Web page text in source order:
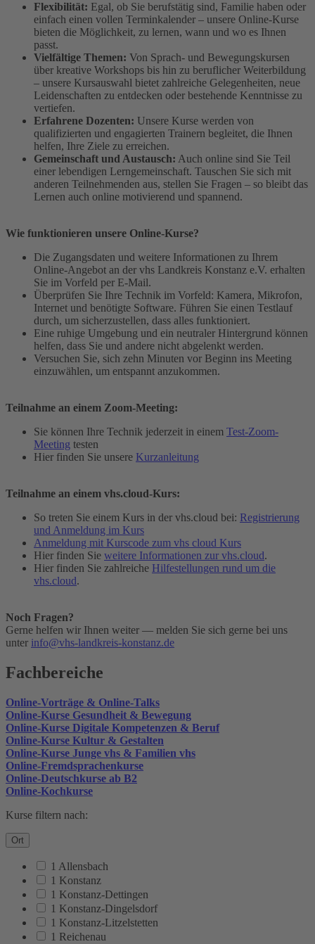
Flexibilität: Egal, ob Sie berufstätig sind, Familie haben oder
einfach einen vollen Terminkalender – unsere Online-Kurse
bieten die Möglichkeit, zu lernen, wann und wo es Ihnen
passt.
Vielfältige Themen: Von Sprach- und Bewegungskursen
über kreative Workshops bis hin zu beruflicher Weiterbildung
– unsere Kursauswahl bietet zahlreiche Gelegenheiten, neue
Leidenschaften zu entdecken oder bestehende Kenntnisse zu
vertiefen.
Erfahrene Dozenten: Unsere Kurse werden von
qualifizierten und engagierten Trainern begleitet, die Ihnen
helfen, Ihre Ziele zu erreichen.
Gemeinschaft und Austausch: Auch online sind Sie Teil
einer lebendigen Lerngemeinschaft. Tauschen Sie sich mit
anderen Teilnehmenden aus, stellen Sie Fragen – so bleibt das
Lernen auch online motivierend und spannend.
Wie funktionieren unsere Online-Kurse?
Die Zugangsdaten und weitere Informationen zu Ihrem
Online-Angebot an der vhs Landkreis Konstanz e.V. erhalten
Sie im Vorfeld per E-Mail.
Überprüfen Sie Ihre Technik im Vorfeld: Kamera, Mikrofon,
Internet und benötigte Software. Führen Sie einen Testlauf
durch, um sicherzustellen, dass alles funktioniert.
Eine ruhige Umgebung und ein neutraler Hintergrund können
helfen, dass Sie und andere nicht abgelenkt werden.
Versuchen Sie, sich zehn Minuten vor Beginn ins Meeting
einzuwählen, um entspannt anzukommen.
Teilnahme an einem Zoom-Meeting:
Sie können Ihre Technik jederzeit in einem Test-Zoom-
Meeting testen
Hier finden Sie unsere Kurzanleitung
Teilnahme an einem vhs.cloud-Kurs:
So treten Sie einem Kurs in der vhs.cloud bei: Registrierung
und Anmeldung im Kurs
Anmeldung mit Kurscode zum vhs cloud Kurs
Hier finden Sie weitere Informationen zur vhs.cloud.
Hier finden Sie zahlreiche Hilfestellungen rund um die
vhs.cloud.
Noch Fragen?
Gerne helfen wir Ihnen weiter — melden Sie sich gerne bei uns
unter info@vhs-landkreis-konstanz.de
Fachbereiche
Online-Vorträge & Online-Talks
Online-Kurse Gesundheit & Bewegung
Online-Kurse Digitale Kompetenzen & Beruf
Online-Kurse Kultur & Gestalten
Online-Kurse Junge vhs & Familien vhs
Online-Fremdsprachenkurse
Online-Deutschkurse ab B2
Online-Kochkurse
Kurse filtern nach:
Ort
1 Allensbach
1 Konstanz
1 Konstanz-Dettingen
1 Konstanz-Dingelsdorf
1 Konstanz-Litzelstetten
1 Reichenau